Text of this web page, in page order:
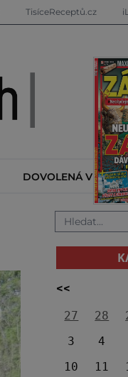
TisíceReceptů.cz
DOVOLENÁ V
<<
27
28
3
4
10
11